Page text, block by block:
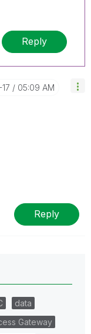
Reply
05:09 AM
Reply
data
Gateway